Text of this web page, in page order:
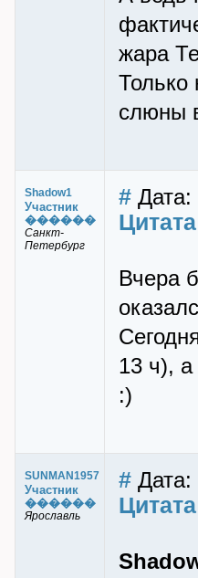
жара
Только
слюны
Shadow1
Участник
������
Санкт-
Петербург
# Дата:
Цитата
Вчера
13 ч), а
:)
SUNMAN1957
Участник
������
Ярославль
# Дата:
Цитата